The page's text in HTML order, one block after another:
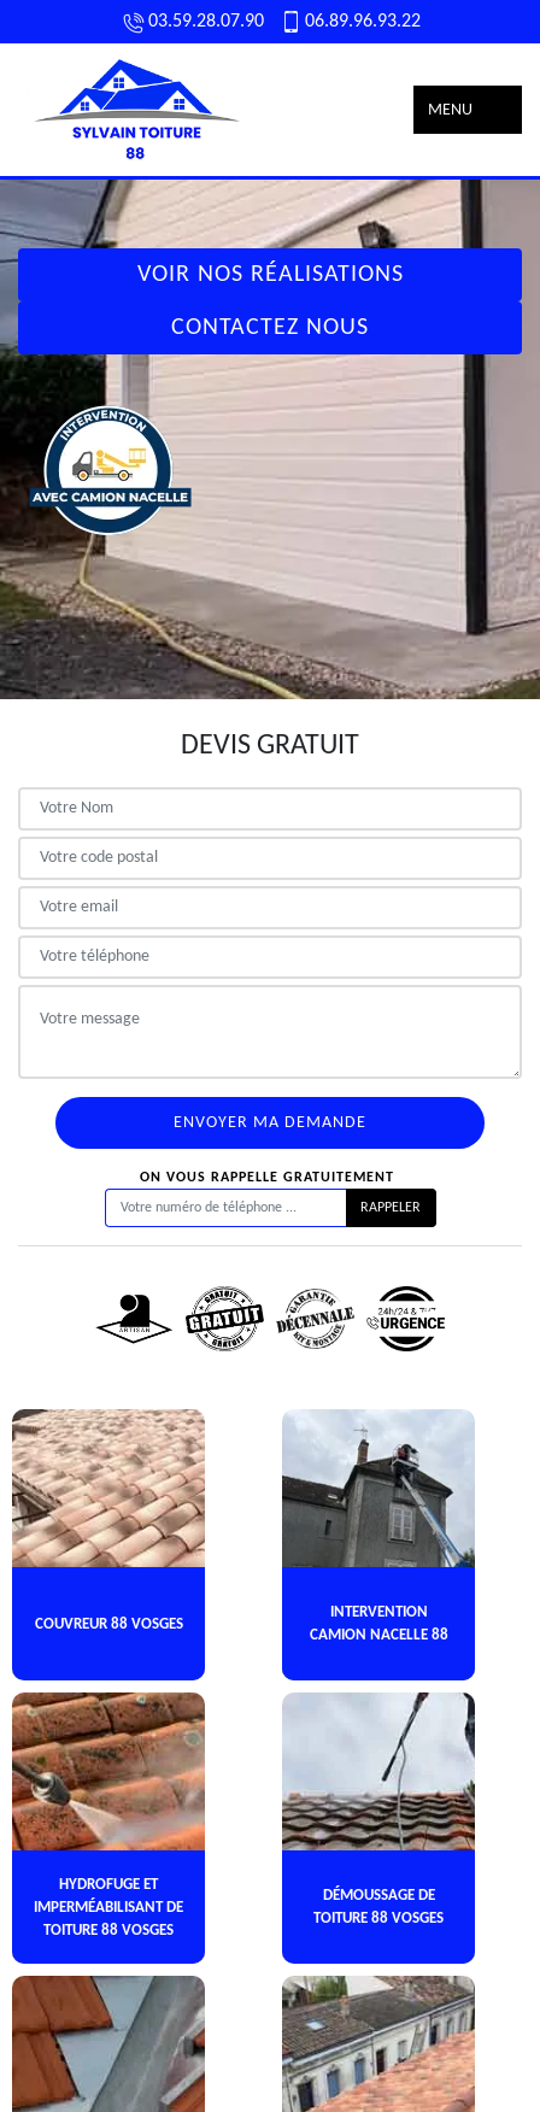
03.59.28.07.90 06.89.96.93.22
MENU
VOIR NOS RÉALISATIONS
CONTACTEZ NOUS
DEVIS GRATUIT
ON VOUS RAPPELLE GRATUITEMENT
COUVREUR 88 VOSGES
INTERVENTION
CAMION NACELLE 88
HYDROFUGE ET
IMPERMÉABILISANT DE
TOITURE 88 VOSGES
DÉMOUSSAGE DE
TOITURE 88 VOSGES